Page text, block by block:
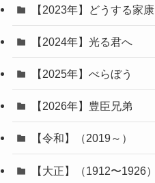
【2023年】どうする家康
【2024年】光る君へ
【2025年】べらぼう
【2026年】豊臣兄弟
【令和】（2019～）
【大正】（1912〜1926）